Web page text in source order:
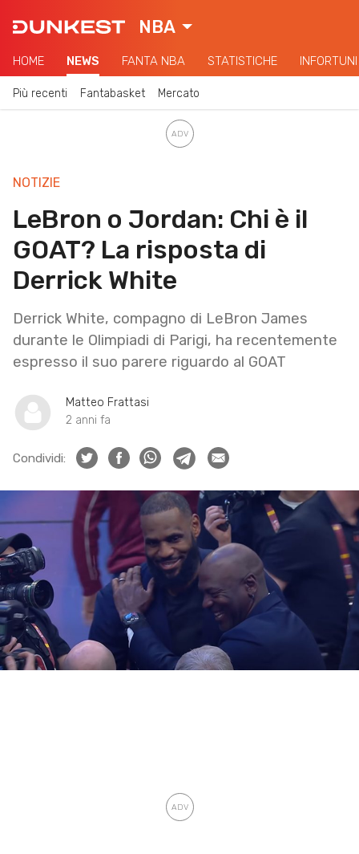
NBA
HOME NEWS FANTA NBA STATISTICHE INFORTUNI
Più recenti Fantabasket Mercato
NOTIZIE
LeBron o Jordan: Chi è il
GOAT? La risposta di
Derrick White
Derrick White, compagno di LeBron James
durante le Olimpiadi di Parigi, ha recentemente
espresso il suo parere riguardo al GOAT
Matteo Frattasi
2 anni fa
Condividi: